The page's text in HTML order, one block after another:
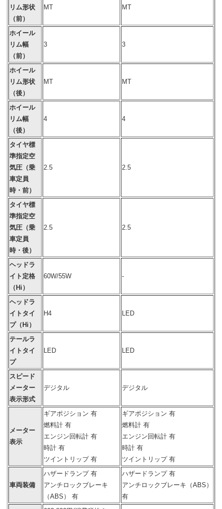
リム形状
（前）
MT MT
ホイール
リム幅
（前）
3 3
ホイール
リム形状
（後）
MT MT
ホイール
リム幅
（後）
4 4
タイヤ標
準指定空
気圧（乗
車定員
時・前）
2.5 2.5
タイヤ標
準指定空
気圧（乗
車定員
時・後）
2.5 2.5
ヘッドラ
イト定格
（Hi）
60W/55W -
ヘッドラ
イトタイ
プ（Hi）
H4 LED
テールラ
イトタイ
プ
LED LED
スピード
メーター
表示形式
デジタル デジタル
メーター
表示
ギアポジション 有
燃料計 有
エンジン回転計 有
時計 有
ツイントリップ 有
ギアポジション 有
燃料計 有
エンジン回転計 有
時計 有
ツイントリップ 有
車両装備
ハザードランプ 有
アンチロックブレーキ
（ABS） 有
ハザードランプ 有
アンチロックブレーキ（ABS）
有